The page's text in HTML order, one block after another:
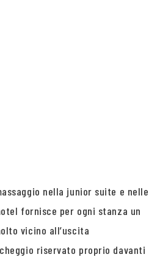
nella junior suite e nelle
fornisce per ogni stanza un
vicino all’uscita
riservato proprio davanti